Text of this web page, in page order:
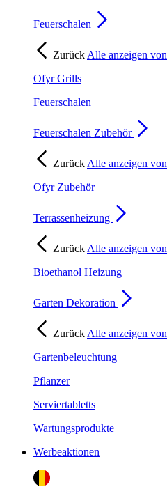
Feuerschalen
Zurück Alle anzeigen von
Ofyr Grills
Feuerschalen
Feuerschalen Zubehör
Zurück Alle anzeigen von
Ofyr Zubehör
Terrassenheizung
Zurück Alle anzeigen von
Bioethanol Heizung
Garten Dekoration
Zurück Alle anzeigen von
Gartenbeleuchtung
Pflanzer
Serviertabletts
Wartungsprodukte
Werbeaktionen